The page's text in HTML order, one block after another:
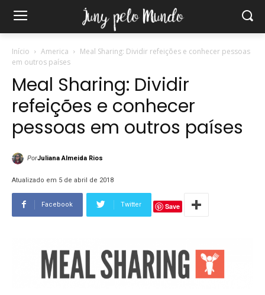
Início America
Meal Sharing: Dividir refeições e conhecer pessoas
em outros países
Meal Sharing: Dividir
refeições e conhecer
pessoas em outros países
PorJuliana Almeida Rios
Atualizado em 5 de abril de 2018
Facebook Twitter Save